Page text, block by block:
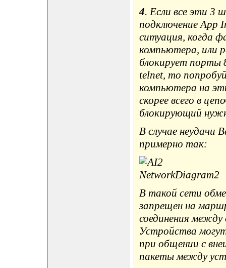
4. Если все эти 3
подключение App
ситуация, когда
компьютера, или
блокирует порты
telnet, то
компьютера на
скорее всего в
блокирующий
В случае
примерно так:
В такой сети
запрещен на
соединения
Устройства
при общении с
пакеты между